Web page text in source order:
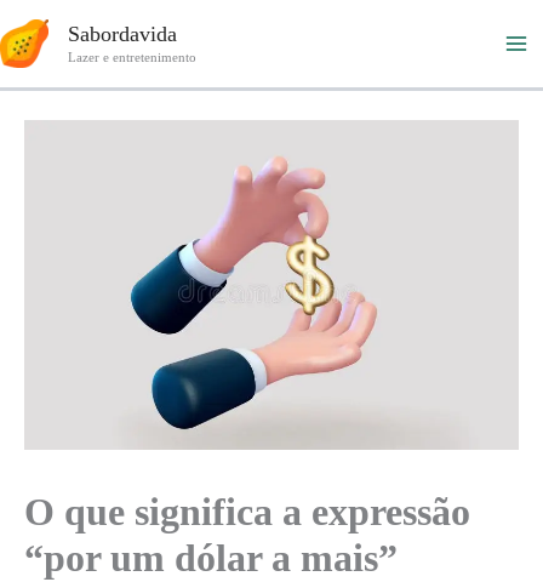
para
Sabordavida
Lazer e entretenimento
O que significa a expressão
“por um dólar a mais”